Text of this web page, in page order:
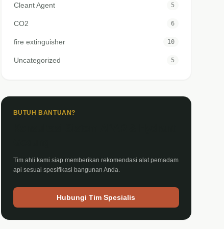
Cleant Agent 5
CO2 6
fire extinguisher 10
Uncategorized 5
BUTUH BANTUAN?
Tim ahli kami siap memberikan rekomendasi alat pemadam
api sesuai spesifikasi bangunan Anda.
Hubungi Tim Spesialis